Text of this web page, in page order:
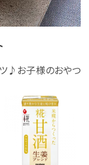
ツ♪お子様のおやつ